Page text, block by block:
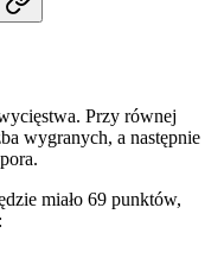
Przy równej
wygranych, a następnie
miało 69 punktów,